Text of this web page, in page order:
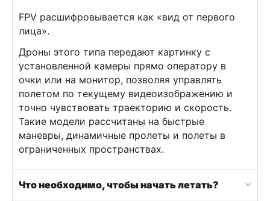
FPV расшифровывается как «вид от первого
лица».
Дроны этого типа передают картинку с
установленной камеры прямо оператору в
очки или на монитор, позволяя управлять
полетом по текущему видеоизображению и
точно чувствовать траекторию и скорость.
Такие модели рассчитаны на быстрые
маневры, динамичные пролеты и полеты в
ограниченных пространствах.
Что необходимо, чтобы начать летать?